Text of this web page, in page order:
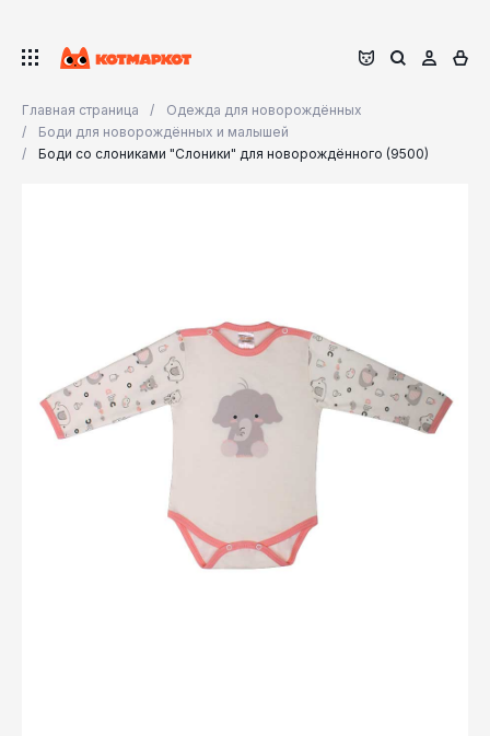
Главная страница
Одежда для новорождённых
Боди для новорождённых и малышей
Боди со слониками "Слоники" для новорождённого (9500)